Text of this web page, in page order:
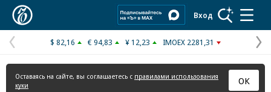
Вход
Предыдущая
страница
$ 82,16 € 94,83 ¥ 12,23 IMOEX 2281,31
Оставаясь на сайте, вы соглашаетесь с правилами использования
куки
ОК